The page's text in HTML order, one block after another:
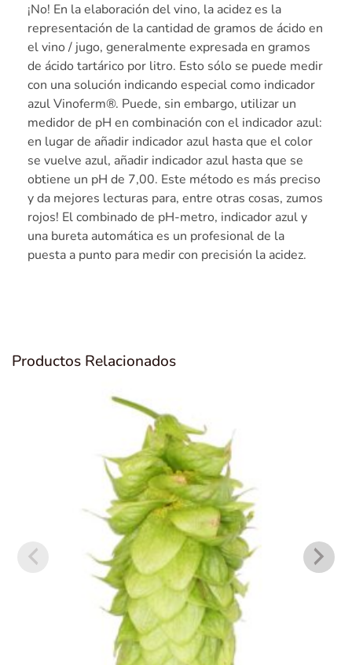
¡No! En la elaboración del vino, la acidez es la
representación de la cantidad de gramos de ácido en
el vino / jugo, generalmente expresada en gramos
de ácido tartárico por litro. Esto sólo se puede medir
con una solución indicando especial como indicador
azul Vinoferm®. Puede, sin embargo, utilizar un
medidor de pH en combinación con el indicador azul:
en lugar de añadir indicador azul hasta que el color
se vuelve azul, añadir indicador azul hasta que se
obtiene un pH de 7,00. Este método es más preciso
y da mejores lecturas para, entre otras cosas, zumos
rojos! El combinado de pH-metro, indicador azul y
una bureta automática es un profesional de la
puesta a punto para medir con precisión la acidez.
Productos Relacionados